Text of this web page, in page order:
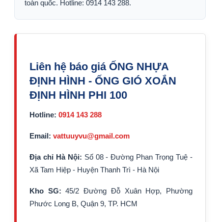
toàn quốc. Hotline: 0914 143 288.
Liên hệ báo giá ỐNG NHỰA
ĐỊNH HÌNH - ỐNG GIÓ XOẮN
ĐỊNH HÌNH PHI 100
Hotline: 0914 143 288
Email: vattuuyvu@gmail.com
Địa chỉ Hà Nội: Số 08 - Đường Phan Trọng Tuệ -
Xã Tam Hiệp - Huyện Thanh Trì - Hà Nội
Kho SG: 45/2 Đường Đỗ Xuân Hợp, Phường
Phước Long B, Quận 9, TP. HCM